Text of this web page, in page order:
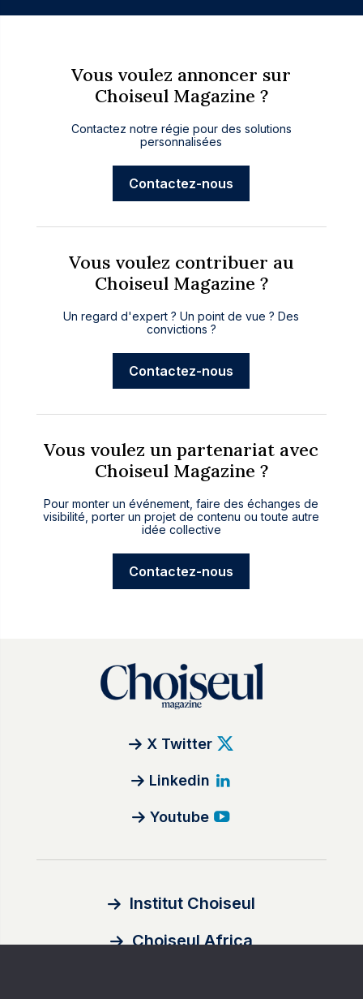
Vous voulez annoncer sur
Choiseul Magazine ?
Contactez notre régie pour des solutions
personnalisées
Contactez-nous
Vous voulez contribuer au
Choiseul Magazine ?
Un regard d'expert ? Un point de vue ? Des
convictions ?
Contactez-nous
Vous voulez un partenariat avec
Choiseul Magazine ?
Pour monter un événement, faire des échanges de
visibilité, porter un projet de contenu ou toute autre
idée collective
Contactez-nous
X Twitter
Linkedin
Youtube
Institut Choiseul
Choiseul Africa